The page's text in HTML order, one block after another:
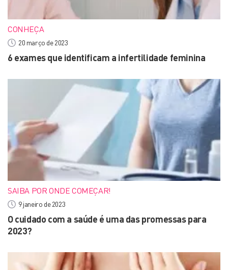
CONHEÇA
20 março de 2023
6 exames que identificam a infertilidade feminina
SAIBA POR ONDE COMEÇAR!
9 janeiro de 2023
O cuidado com a saúde é uma das promessas para
2023?